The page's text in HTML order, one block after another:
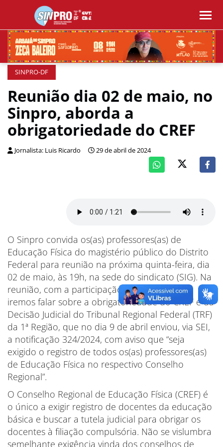
SINPRO-DF
Reunião dia 02 de maio, no
Sinpro, aborda a
obrigatoriedade do CREF
Jornalista: Luis Ricardo 29 de abril de 2024
O Sinpro convida os(as) professores(as) de
Educação Física do magistério público do Distrito
Federal para reunião na próxima quinta-feira, dia
02 de maio, às 19h, na sede do sindicato (SIG). Na
reunião, com a participação da CNTE e CBCE,
iremos falar sobre a obrigatoriedade do CREF e da
Decisão Judicial do Tribunal Regional Federal (TRF)
da 1ª Região, que no dia 9 de abril enviou, via SEI,
a notificação 324/2024, com aviso que “seja
exigido o registro de todos os(as) professores(as)
de Educação Física no respectivo Conselho
Regional”.
O Conselho Regional de Educação Física (CREF) é
o único a exigir registro de docentes da educação
básica e buscar a tutela judicial para obrigar os
docentes à filiação compulsória. Não se vislumbra
semelhante exigência vinda dos conselhos de